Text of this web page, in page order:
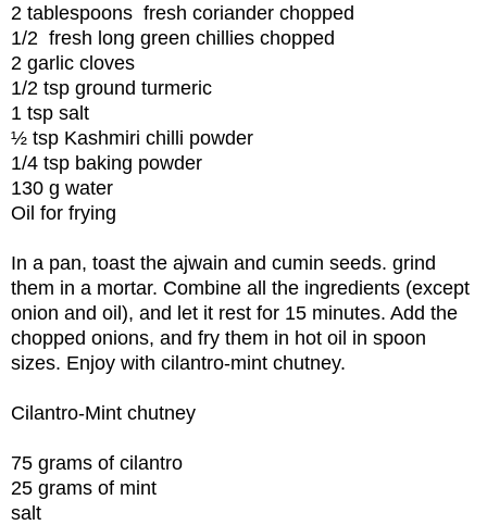
2 tablespoons fresh coriander chopped
1/2 fresh long green chillies chopped
2 garlic cloves
1/2 tsp ground turmeric
1 tsp salt
½ tsp Kashmiri chilli powder
1/4 tsp baking powder
130 g water
Oil for frying
In a pan, toast the ajwain and cumin seeds. grind
them in a mortar. Combine all the ingredients (except
onion and oil), and let it rest for 15 minutes. Add the
chopped onions, and fry them in hot oil in spoon
sizes. Enjoy with cilantro-mint chutney.
Cilantro-Mint chutney
75 grams of cilantro
25 grams of mint
salt